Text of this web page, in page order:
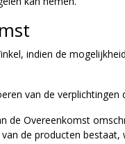
indien de
van de
de Overeenkomst
de producten